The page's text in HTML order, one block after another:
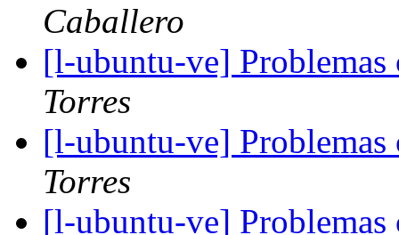
Caballero
[l-ubuntu-ve]
Torres
[l-ubuntu-ve]
Torres
[l-ubuntu-ve]